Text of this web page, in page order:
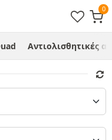
Αντιολισθητικές